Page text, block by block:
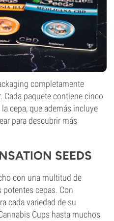
completamente
Cada paquete contiene cinco
cepa, que además incluye
para descubrir más
SEEDS
con una multitud de
cepas. Con
cada variedad de su
Cups hasta muchos